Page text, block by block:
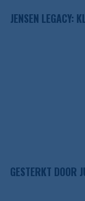
JENSEN LEGACY:
GESTERKT DOOR